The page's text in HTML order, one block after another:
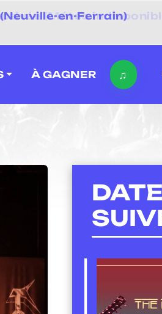
en-Ferrain)
À GAGNER ♫